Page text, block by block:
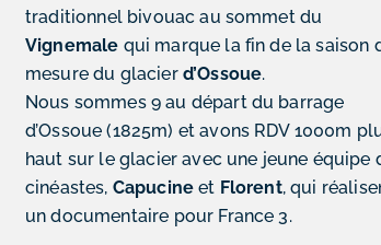
traditionnel bivouac au sommet du
Vignemale qui marque la fin de la saison
mesure du glacier d’Ossoue.
Nous sommes 9 au départ du barrage
d’Ossoue (1825m) et avons RDV 1000m
haut sur le glacier avec une jeune équipe
cinéastes, Capucine et Florent, qui
un documentaire pour France 3.